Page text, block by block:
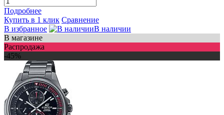
Подробнее
Купить в 1 клик Сравнение
В избранное
В наличии
В магазине
Распродажа
-45%